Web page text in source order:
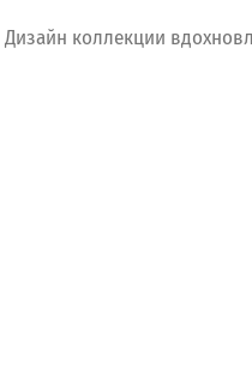
Дизайн коллекции